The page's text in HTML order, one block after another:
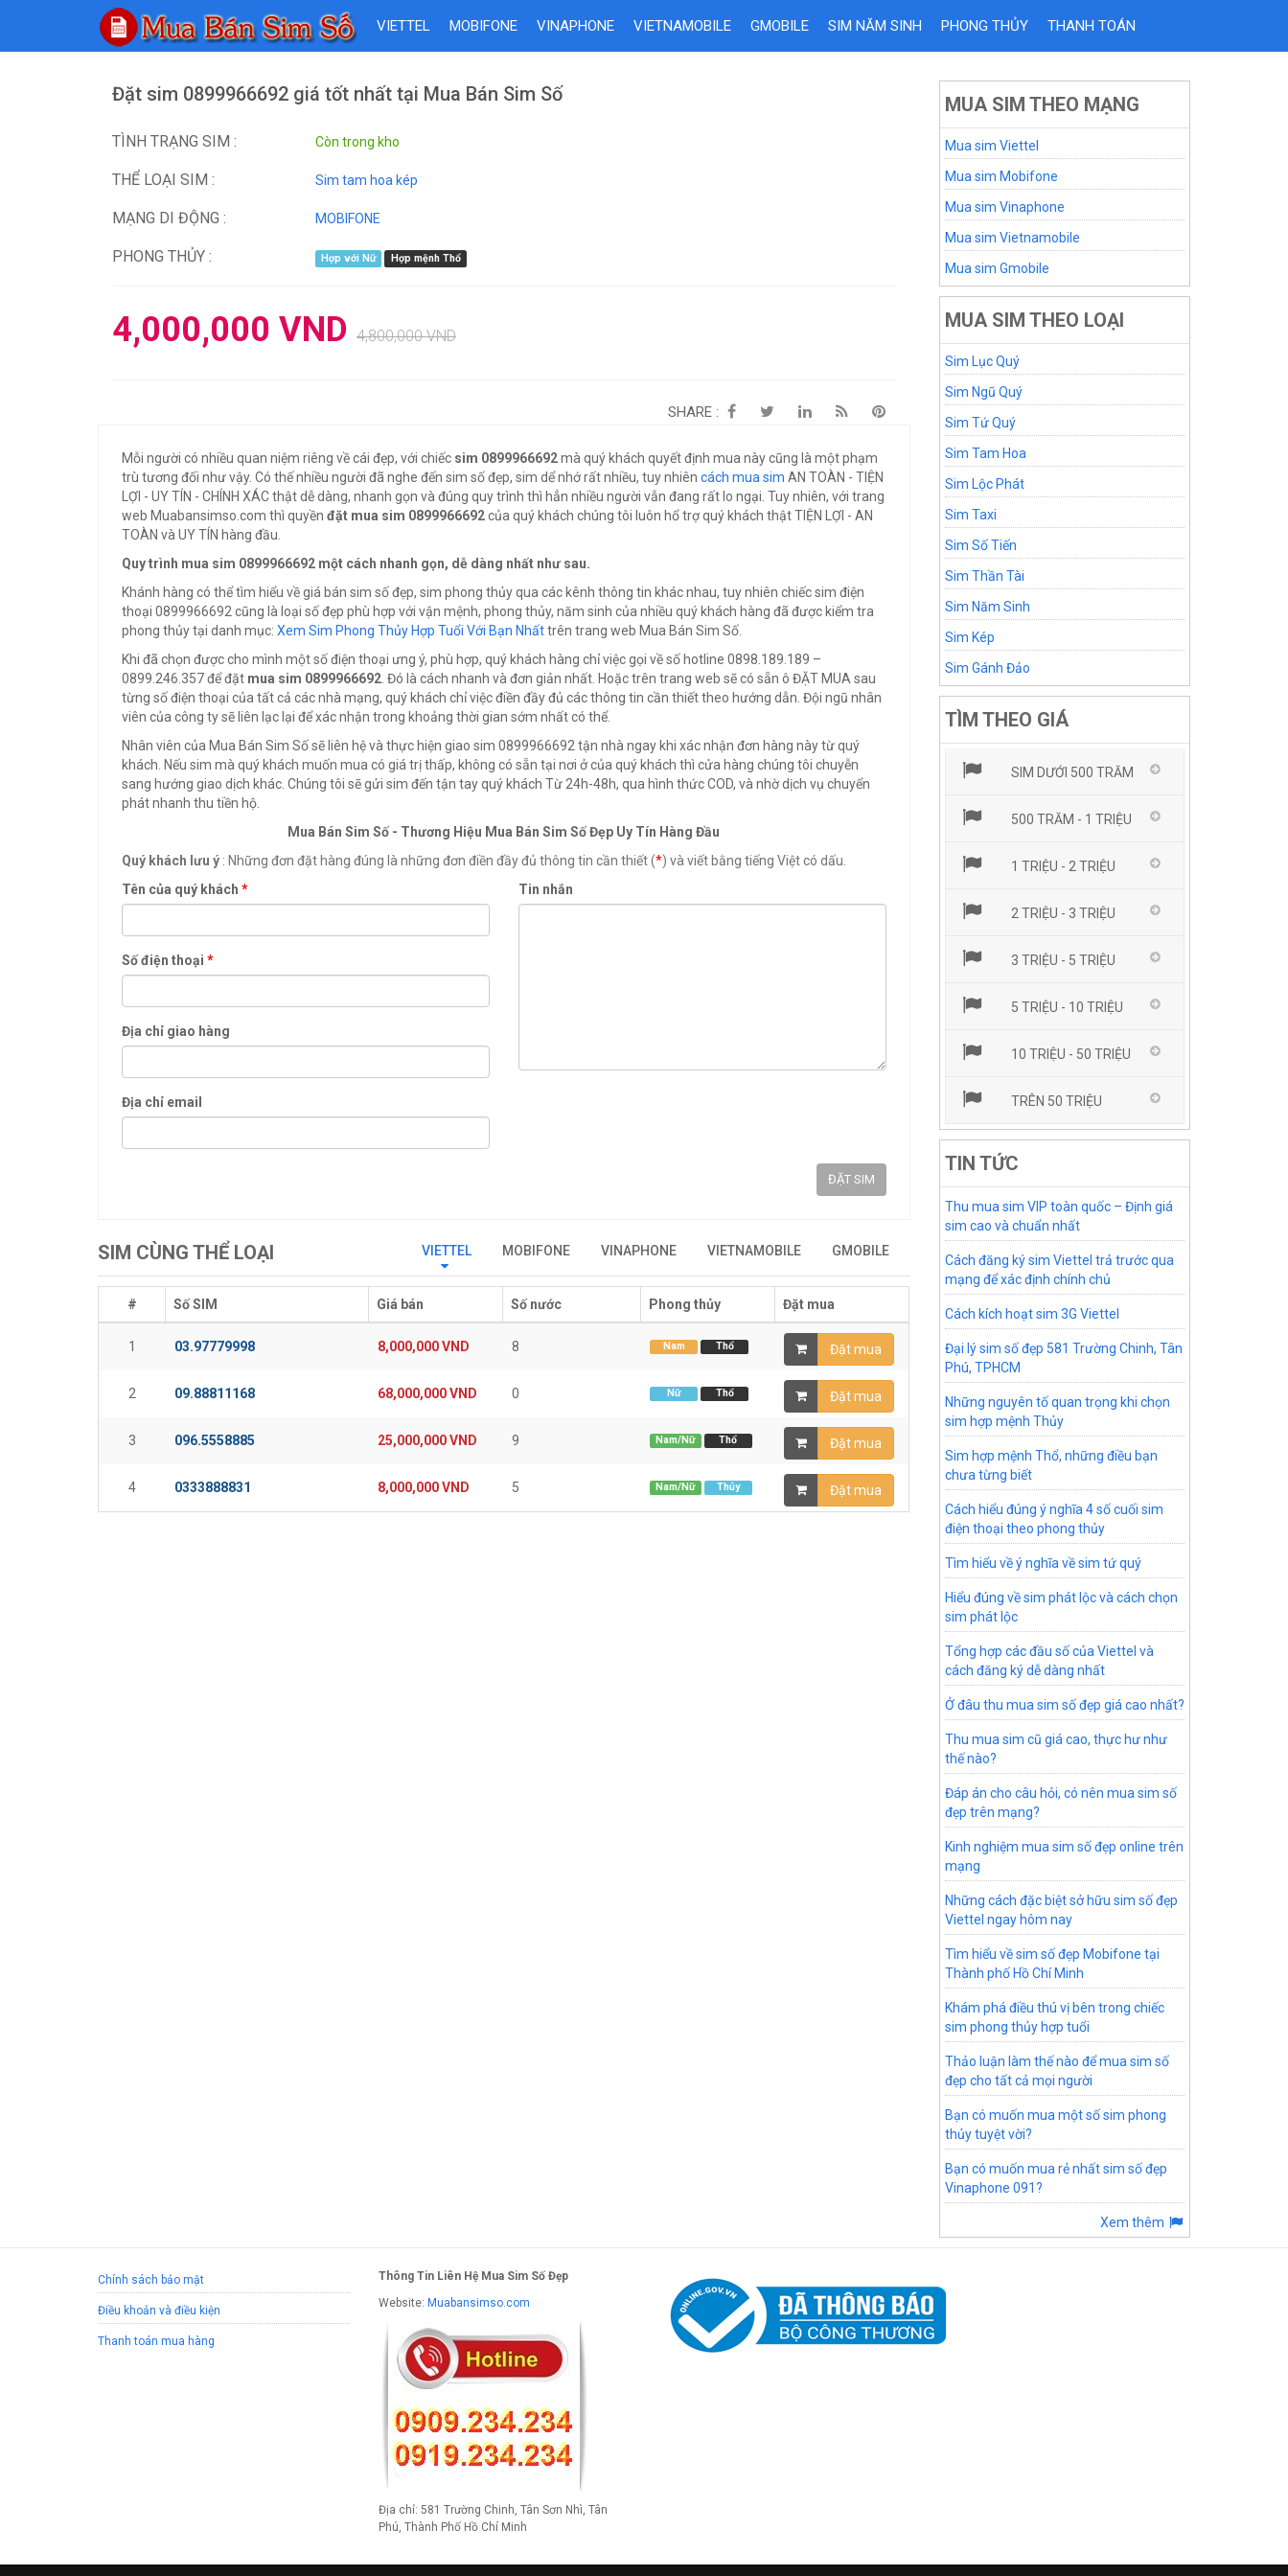
VIETTEL MOBIFONE VINAPHONE VIETNAMOBILE GMOBILE SIM NĂM SINH PHONG THỦY THANH TOÁN
Đặt sim 0899966692 giá tốt nhất tại Mua Bán Sim Số
TÌNH TRẠNG SIM : Còn trong kho
THỂ LOẠI SIM : Sim tam hoa kép
MẠNG DI ĐỘNG : MOBIFONE
PHONG THỦY : Hợp với Nữ Hợp mệnh Thổ
4,000,000 VND 4,800,000VND
SHARE :
Mỗi người có nhiều quan niệm riêng về cái đẹp, với chiếc sim 0899966692mà quý khách quyết định mua này cũng là một phạm
trù tương đối như vậy. Có thế nhiều người đã nghe đến sim số đẹp, sim dể nhớ rất nhiều, tuy nhiên cách mua sim AN TOÀN - TIỆN
LỢI - UY TÍN - CHÍNH XÁC thật dễ dàng, nhanh gọn và đúng quy trình thì hẳn nhiều người vẫn đang rất lo ngại. Tuy nhiên, với trang
web Muabansimso.com thì quyền đặt mua sim 0899966692của quý khách chúng tôi luôn hổ trợ quý khách thật TIỆN LỢI - AN
TOÀN và UY TÍN hàng đầu.
Quy trình mua sim 0899966692 một cách nhanh gọn, dễ dàng nhất như sau.
Khánh hàng có thể tìm hiểu về giá bán sim số đẹp, sim phong thủy qua các kênh thông tin khác nhau, tuy nhiên chiếc sim điện
thoại 0899966692 cũng là loại số đẹp phù hợp với vận mệnh, phong thủy, năm sinh của nhiều quý khách hàng đã được kiểm tra
phong thủy tại danh mục: Xem Sim Phong Thủy Hợp Tuổi Với Bạn Nhấttrên trang web Mua Bán Sim Số.
Khi đã chọn được cho mình một số điện thoại ưng ý, phù hợp, quý khách hàng chỉ việc gọi về số hotline 0898.189.189 –
0899.246.357 để đặt mua sim 0899966692 . Đó là cách nhanh và đơn giản nhất. Hoặc trên trang web sẽ có sẵn ô ĐẶT MUA sau
từng số điện thoại của tất cả các nhà mạng, quý khách chỉ việc điền đầy đủ các thông tin cần thiết theo hướng dẫn. Đội ngũ nhân
viên của công ty sẽ liên lạc lại để xác nhận trong khoảng thời gian sớm nhất có thể.
Nhân viên của Mua Bán Sim Số sẽ liên hệ và thực hiện giao sim 0899966692 tận nhà ngay khi xác nhận đơn hàng này từ quý
khách. Nếu sim mà quý khách muốn mua có giá trị thấp, không có sẵn tại nơi ở của quý khách thì cửa hàng chúng tôi chuyễn
sang hướng giao dịch khác. Chúng tôi sẽ gửi sim đến tận tay quý khách Từ 24h-48h, qua hình thức COD, và nhờ dịch vụ chuyển
phát nhanh thu tiền hộ.
Mua Bán Sim Số - Thương Hiệu Mua Bán Sim Số Đẹp Uy Tín Hàng Đầu
Quý khách lưu ý : Những đơn đặt hàng đúng là những đơn điền đầy đủ thông tin cần thiết (*) và viết bằng tiếng Việt có dấu.
Tên của quý khách *
Số điện thoại *
Địa chỉ giao hàng
Địa chỉ email
Tin nhắn
ĐẶT SIM
SIM CÙNG THỂ LOẠI VIETTEL MOBIFONE VINAPHONE VIETNAMOBILE GMOBILE
# Số SIM Giá bán Số nước Phong thủy Đặt mua
1 03.97779998 8,000,000VND 8 Nam Thổ Đặt mua
2 09.88811168 68,000,000VND 0 Nữ Thổ Đặt mua
3 096.5558885 25,000,000VND 9 Nam/Nữ Thổ Đặt mua
4 0333888831 8,000,000VND 5 Nam/Nữ Thủy Đặt mua
MUA SIM THEO MẠNG
Mua sim Viettel
Mua sim Mobifone
Mua sim Vinaphone
Mua sim Vietnamobile
Mua sim Gmobile
MUA SIM THEO LOẠI
Sim Lục Quý
Sim Ngũ Quý
Sim Tứ Quý
Sim Tam Hoa
Sim Lộc Phát
Sim Taxi
Sim Số Tiến
Sim Thần Tài
Sim Năm Sinh
Sim Kép
Sim Gánh Đảo
TÌM THEO GIÁ
SIM DƯỚI 500 TRĂM
500 TRĂM - 1 TRIỆU
1 TRIỆU - 2 TRIỆU
2 TRIỆU - 3 TRIỆU
3 TRIỆU - 5 TRIỆU
5 TRIỆU - 10 TRIỆU
10 TRIỆU - 50 TRIỆU
TRÊN 50 TRIỆU
TIN TỨC
Thu mua sim VIP toàn quốc – Định giá
sim cao và chuẩn nhất
Cách đăng ký sim Viettel trả trước qua
mạng để xác định chính chủ
Cách kích hoạt sim 3G Viettel
Đại lý sim số đẹp 581 Trường Chinh, Tân
Phú, TPHCM
Những nguyên tố quan trọng khi chọn
sim hợp mệnh Thủy
Sim hợp mệnh Thổ, những điều bạn
chưa từng biết
Cách hiểu đúng ý nghĩa 4 số cuối sim
điện thoại theo phong thủy
Tìm hiểu về ý nghĩa về sim tứ quý
Hiểu đúng về sim phát lộc và cách chọn
sim phát lộc
Tổng hợp các đầu số của Viettel và
cách đăng ký dễ dàng nhất
Ở đâu thu mua sim số đẹp giá cao nhất?
Thu mua sim cũ giá cao, thực hư như
thế nào?
Đáp án cho câu hỏi, có nên mua sim số
đẹp trên mạng?
Kinh nghiệm mua sim số đẹp online trên
mạng
Những cách đặc biệt sở hữu sim số đẹp
Viettel ngay hôm nay
Tìm hiểu về sim số đẹp Mobifone tại
Thành phố Hồ Chí Minh
Khám phá điều thú vị bên trong chiếc
sim phong thủy hợp tuổi
Thảo luận làm thế nào để mua sim số
đẹp cho tất cả mọi người
Bạn có muốn mua một số sim phong
thủy tuyệt vời?
Bạn có muốn mua rẻ nhất sim số đẹp
Vinaphone 091?
Xem thêm
Chính sách bảo mật
Điều khoản và điều kiện
Thanh toán mua hàng
Thông Tin Liên Hệ Mua Sim Số Đẹp
Website: Muabansimso.com
Địa chỉ: 581 Trường Chinh, Tân Sơn Nhì, Tân
Phú, Thành Phố Hồ Chí Minh